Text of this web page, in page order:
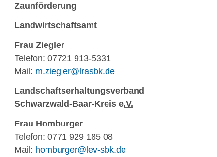
Zaunförderung
Landwirtschaftsamt
Frau Ziegler
Telefon: 07721 913-5331
Mail: m.ziegler@lrasbk.de
Landschaftserhaltungsverband
Schwarzwald-Baar-Kreis e.V.
Frau Homburger
Telefon: 0771 929 185 08
Mail: homburger@lev-sbk.de